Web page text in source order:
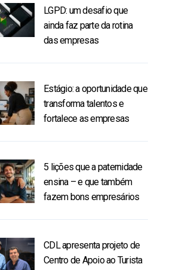
LGPD: um desafio que
ainda faz parte da rotina
das empresas
Estágio: a oportunidade que
transforma talentos e
fortalece as empresas
5 lições que a paternidade
ensina – e que também
fazem bons empresários
CDL apresenta projeto de
Centro de Apoio ao Turista